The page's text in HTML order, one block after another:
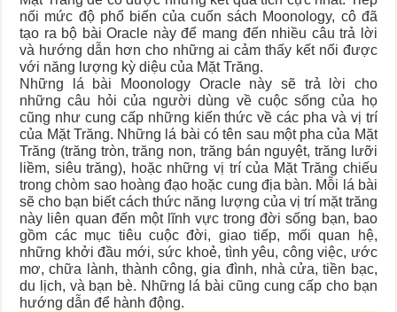
nối mức độ phổ biến của cuốn sách Moonology, cô đã
tạo ra bộ bài Oracle này để mang đến nhiều câu trả lời
và hướng dẫn hơn cho những ai cảm thấy kết nối được
với năng lượng kỳ diệu của Mặt Trăng.
Những lá bài Moonology Oracle này sẽ trả lời cho
những câu hỏi của người dùng về cuộc sống của họ
cũng như cung cấp những kiến thức về các pha và vị trí
của Mặt Trăng. Những lá bài có tên sau một pha của Mặt
Trăng (trăng tròn, trăng non, trăng bán nguyệt, trăng lưỡi
liềm, siêu trăng), hoặc những vị trí của Mặt Trăng chiếu
trong chòm sao hoàng đạo hoặc cung địa bàn. Mỗi lá bài
sẽ cho bạn biết cách thức năng lượng của vị trí mặt trăng
này liên quan đến một lĩnh vực trong đời sống bạn, bao
gồm các mục tiêu cuộc đời, giao tiếp, mối quan hệ,
những khởi đầu mới, sức khoẻ, tình yêu, công việc, ước
mơ, chữa lành, thành công, gia đình, nhà cửa, tiền bạc,
du lịch, và bạn bè. Những lá bài cũng cung cấp cho bạn
hướng dẫn để hành động.